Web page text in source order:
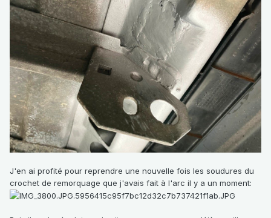
J'en ai profité pour reprendre une nouvelle fois les soudures du
crochet de remorquage que j'avais fait à l'arc il y a un moment: